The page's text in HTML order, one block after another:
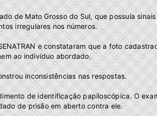
de Mato Grosso do Sul, que possuía sinais
irregulares nos números.
e constataram que a foto
ao indivíduo abordado.
inconsistências nas respostas.
de identificação papiloscópica. O
de prisão em aberto contra ele.